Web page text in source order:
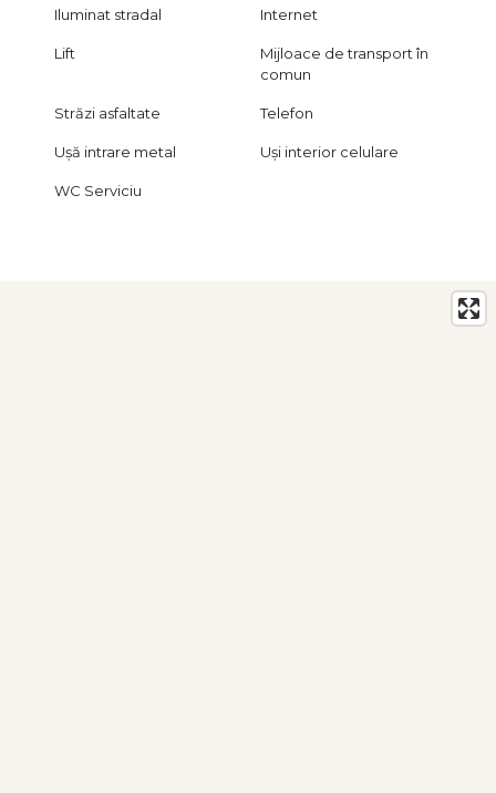
Iluminat stradal Internet
Lift
Mijloace de transport în
comun
Străzi asfaltate Telefon
Ușă intrare metal Uși interior celulare
WC Serviciu